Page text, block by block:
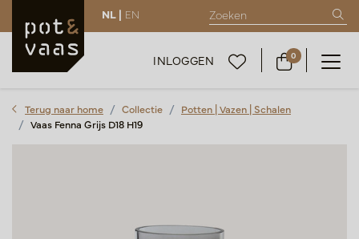
NL | EN
INLOGGEN 0
Terug naar home Collectie
Potten | Vazen | Schalen
Vaas Fenna Grijs D18 H19